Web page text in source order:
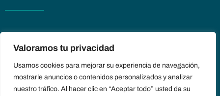
Valoramos tu privacidad
Usamos cookies para mejorar su experiencia de navegación,
mostrarle anuncios o contenidos personalizados y analizar
nuestro tráfico. Al hacer clic en “Aceptar todo” usted da su
paolavilchesaguirre@gmail.com